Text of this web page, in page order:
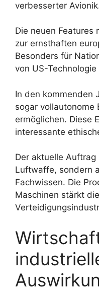
verbesserter
Die neuen Features
zur ernsthaften
Besonders für
von US-Technologie
In den kommenden
sogar vollautonome
ermöglichen. Diese
interessante
Der aktuelle
Luftwaffe, sondern
Fachwissen. Die
Maschinen stärkt